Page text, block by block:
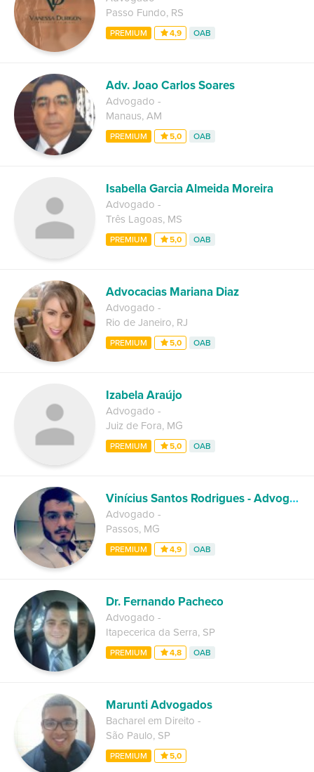
Passo Fundo, RS
PREMIUM 4,9 OAB
Adv. Joao Carlos Soares
Advogado -
Manaus, AM
PREMIUM 5,0 OAB
Isabella Garcia Almeida Moreira
Advogado -
Três Lagoas, MS
PREMIUM 5,0 OAB
Advocacias Mariana Diaz
Advogado -
Rio de Janeiro, RJ
PREMIUM 5,0 OAB
Izabela Araújo
Advogado -
Juiz de Fora, MG
PREMIUM 5,0 OAB
Vinícius Santos Rodrigues - Advogado
Advogado -
Passos, MG
PREMIUM 4,9 OAB
Dr. Fernando Pacheco
Advogado -
Itapecerica da Serra, SP
PREMIUM 4,8 OAB
Marunti Advogados
Bacharel em Direito -
São Paulo, SP
PREMIUM 5,0